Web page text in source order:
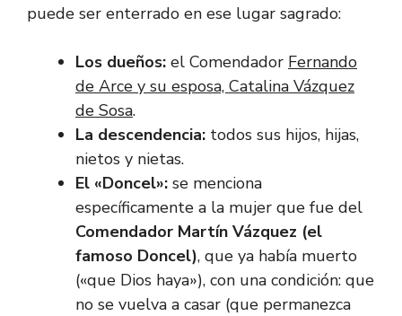
puede ser enterrado en ese lugar sagrado:
Los dueños: el Comendador Fernando
de Arce y su esposa, Catalina Vázquez
de Sosa.
La descendencia: todos sus hijos, hijas,
nietos y nietas.
El «Doncel»: se menciona
específicamente a la mujer que fue del
Comendador Martín Vázquez (el
famoso Doncel), que ya había muerto
(«que Dios haya»), con una condición: que
no se vuelva a casar (que permanezca